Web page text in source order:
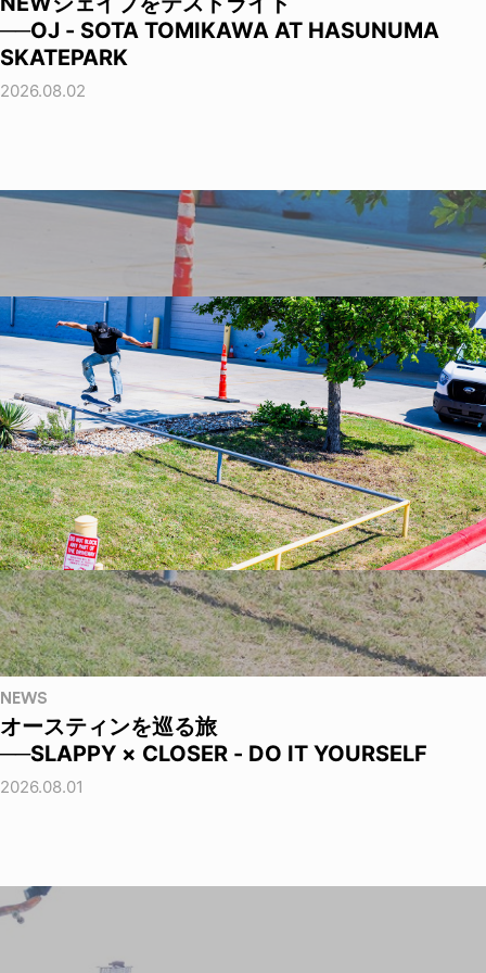
──OJ - SOTA TOMIKAWA AT HASUNUMA
SKATEPARK
2026.08.02
NEWS
オースティンを巡る旅
──SLAPPY × CLOSER - DO IT YOURSELF
2026.08.01